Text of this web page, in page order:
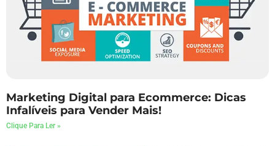
Marketing Digital para Ecommerce: Dicas
Infalíveis para Vender Mais!
Clique Para Ler »